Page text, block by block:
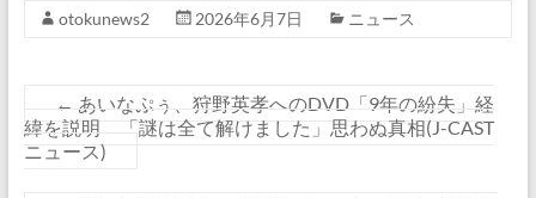
otokunews2 2026年6月7日 ニュース
← あいなぷぅ、狩野英孝へのDVD「9年の紛失」経
緯を説明 「謎は全て解けました」思わぬ真相(J-CAST
ニュース)